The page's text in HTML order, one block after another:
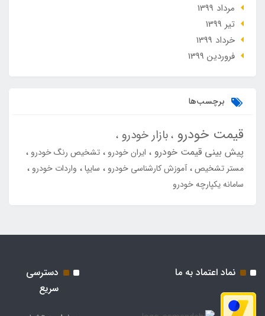
مرداد 1399
تير 1399
خرداد 1399
فروردین 1399
برچسب‌ها
قیمت خودرو بازار خودرو
پیش بینی قیمت خودرو ایران خودرو
تشخیص رنگ خودرو
مستر تشخیص آموزش کارشناسی خودرو سایپا
واردات خودرو
سامانه یکپارچه خودرو
نماد اعتماد به ما
دسترسی
سریع